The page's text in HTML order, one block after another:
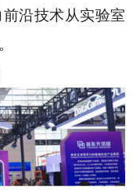
沿技术从实验室